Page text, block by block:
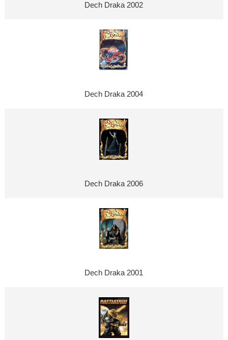
Dech Draka 2002
Dech Draka 2004
Dech Draka 2006
Dech Draka 2001